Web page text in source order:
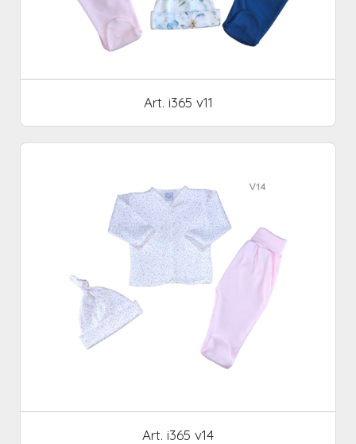
Art. i365 v11
Art. i365 v14